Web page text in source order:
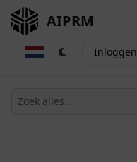
AIPRM
Inloggen